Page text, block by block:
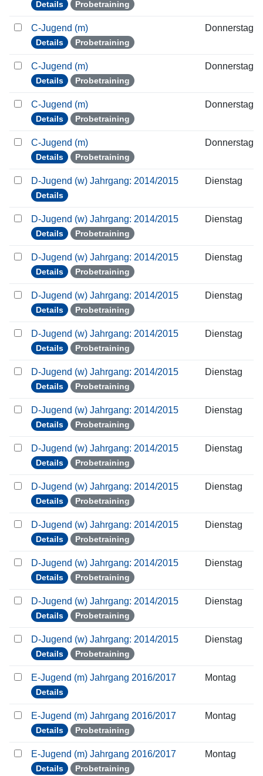
Details Probetraining
C-Jugend (m)
Details Probetraining
Donnerstag
C-Jugend (m)
Details Probetraining
Donnerstag
C-Jugend (m)
Details Probetraining
Donnerstag
C-Jugend (m)
Details Probetraining
Donnerstag
D-Jugend (w) Jahrgang: 2014/2015
Details
Dienstag
D-Jugend (w) Jahrgang: 2014/2015
Details Probetraining
Dienstag
D-Jugend (w) Jahrgang: 2014/2015
Details Probetraining
Dienstag
D-Jugend (w) Jahrgang: 2014/2015
Details Probetraining
Dienstag
D-Jugend (w) Jahrgang: 2014/2015
Details Probetraining
Dienstag
D-Jugend (w) Jahrgang: 2014/2015
Details Probetraining
Dienstag
D-Jugend (w) Jahrgang: 2014/2015
Details Probetraining
Dienstag
D-Jugend (w) Jahrgang: 2014/2015
Details Probetraining
Dienstag
D-Jugend (w) Jahrgang: 2014/2015
Details Probetraining
Dienstag
D-Jugend (w) Jahrgang: 2014/2015
Details Probetraining
Dienstag
D-Jugend (w) Jahrgang: 2014/2015
Details Probetraining
Dienstag
D-Jugend (w) Jahrgang: 2014/2015
Details Probetraining
Dienstag
D-Jugend (w) Jahrgang: 2014/2015
Details Probetraining
Dienstag
E-Jugend (m) Jahrgang 2016/2017
Details
Montag
E-Jugend (m) Jahrgang 2016/2017
Details Probetraining
Montag
E-Jugend (m) Jahrgang 2016/2017
Details Probetraining
Montag